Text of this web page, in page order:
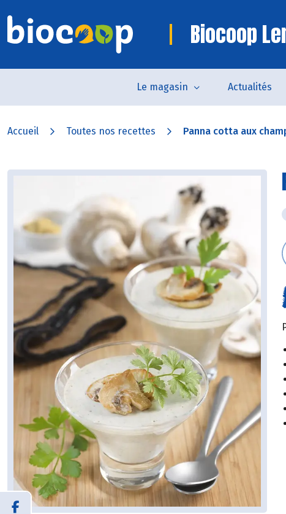
Biocoop
Le magasin Actualités
Accueil Toutes nos recettes Panna cotta aux